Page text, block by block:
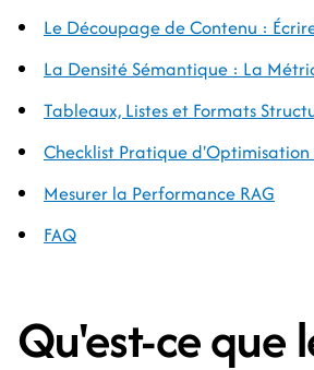
Le Découpage de Contenu :
La Densité Sémantique : La
Tableaux, Listes et Formats
Checklist Pratique d'Optimisation
Mesurer la Performance RAG
FAQ
Qu'est-ce que